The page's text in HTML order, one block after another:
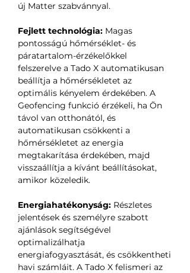
új Matter szabvánnyal.
Fejlett technológia: Magas
pontosságú hőmérséklet- és
páratartalom-érzékelőkkel
felszerelve a Tado X automatikusan
beállítja a hőmérsékletet az
optimális kényelem érdekében. A
Geofencing funkció érzékeli, ha Ön
távol van otthonától, és
automatikusan csökkenti a
hőmérsékletet az energia
megtakarítása érdekében, majd
visszaállítja a kívánt beállításokat,
amikor közeledik.
Energiahatékonyság: Részletes
jelentések és személyre szabott
ajánlások segítségével
optimalizálhatja
energiafogyasztását, és csökkentheti
havi számláit. A Tado X felismeri az